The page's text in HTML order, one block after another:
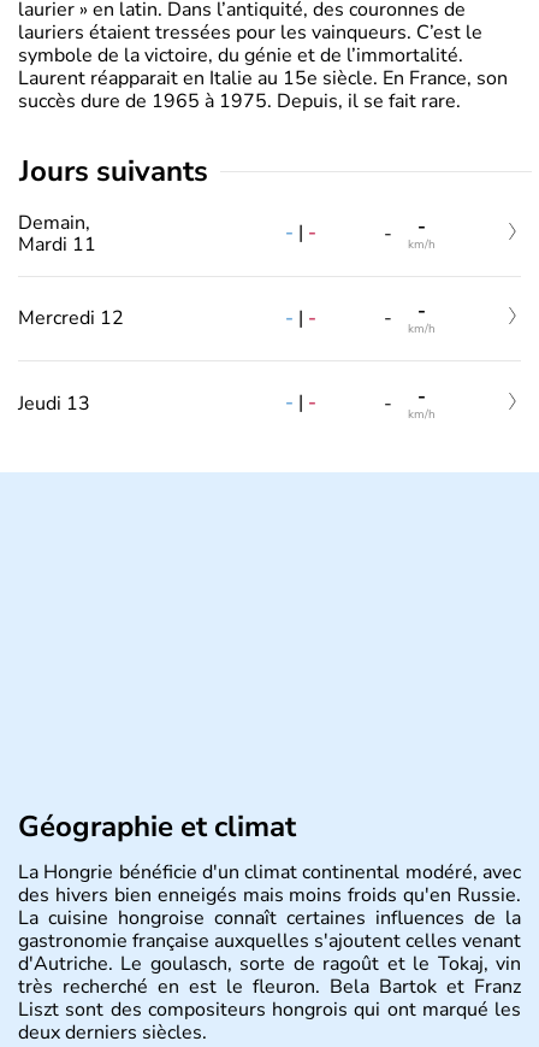
laurier » en latin. Dans l’antiquité, des couronnes de
lauriers étaient tressées pour les vainqueurs. C’est le
symbole de la victoire, du génie et de l’immortalité.
Laurent réapparait en Italie au 15e siècle. En France, son
succès dure de 1965 à 1975. Depuis, il se fait rare.
jours suivants
Demain,
Mardi 11
- | - - -
km/h
Mercredi 12 - | - - -
km/h
Jeudi 13 - | - - -
km/h
Géographie et climat
La Hongrie bénéficie d'un climat continental modéré, avec
des hivers bien enneigés mais moins froids qu'en Russie.
La cuisine hongroise connaît certaines influences de la
gastronomie française auxquelles s'ajoutent celles venant
d'Autriche. Le goulasch, sorte de ragoût et le Tokaj, vin
très recherché en est le fleuron. Bela Bartok et Franz
Liszt sont des compositeurs hongrois qui ont marqué les
deux derniers siècles.